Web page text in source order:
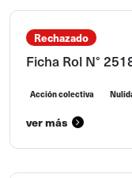
Rechazado
Ficha Rol N°
Acción colectiva
ver más